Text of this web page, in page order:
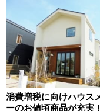
なお、家庭用蓄電
ンタイプ、ニッケ
ります。これらに
を蓄えられるか、
どの検証が積極的に
消費増税に向けハウス
ーのお値頃商品が充実！